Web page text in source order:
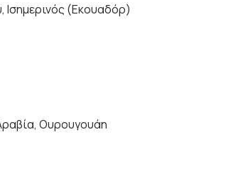
(Εκουαδόρ)
Ουρουγουάη